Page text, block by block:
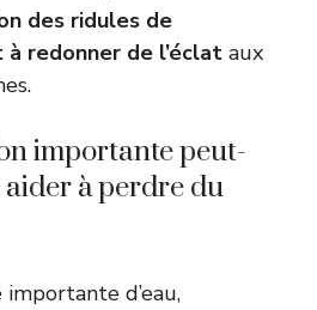
des ridules de
redonner de l’éclat aux
importante peut-
à perdre du
d’eau,